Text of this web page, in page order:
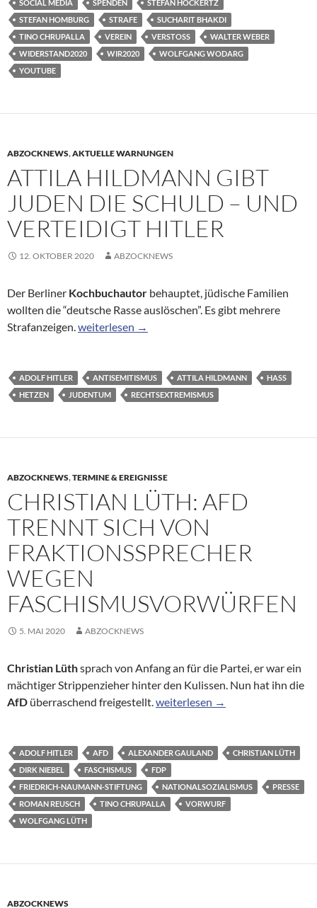
SOCIAL MEDIA
SPENDEN
STEFAN HOCKERTZ
STEFAN HOMBURG
STRAFE
SUCHARIT BHAKDI
TINO CHRUPALLA
VEREIN VERSTOSS
WALTER WEBER
WIDERSTAND2020
WIR2020
WOLFGANG WODARG
YOUTUBE
ABZOCKNEWS,AKTUELLE WARNUNGEN
ATTILA HILDMANN GIBT
JUDEN DIE SCHULD – UND
VERTEIDIGT HITLER
12. OKTOBER 2020 ABZOCKNEWS
Der Berliner Kochbuchautor behauptet, jüdische Familien
wollten die “deutsche Rasse auslöschen”. Es gibt mehrere
Strafanzeigen.Attila Hildmann gibt Juden die Schuld – und
weiterlesen →
ADOLF HITLER ANTISEMITISMUS ATTILA HILDMANN
HASS
HETZEN
JUDENTUM RECHTSEXTREMISMUS
ABZOCKNEWS,TERMINE & EREIGNISSE
CHRISTIAN LÜTH: AFD
TRENNT SICH VON
FRAKTIONSSPRECHER
WEGEN
FASCHISMUSVORWÜRFEN
5. MAI 2020 ABZOCKNEWS
Christian Lüthsprach von Anfang an für die Partei, er war ein
mächtiger Strippenzieher hinter den Kulissen. Nun hat ihn die
AfD überraschend freigestellt.Christian Lüth: AfD trennt sich
weiterlesen →
ADOLF HITLER AFD ALEXANDER GAULAND
CHRISTIAN LÜTH
DIRK NIEBEL
FASCHISMUS
FDP
FRIEDRICH-NAUMANN-STIFTUNG
NATIONALSOZIALISMUS
PRESSE
ROMAN REUSCH
TINO CHRUPALLA
VORWURF
WOLFGANG LÜTH
ABZOCKNEWS